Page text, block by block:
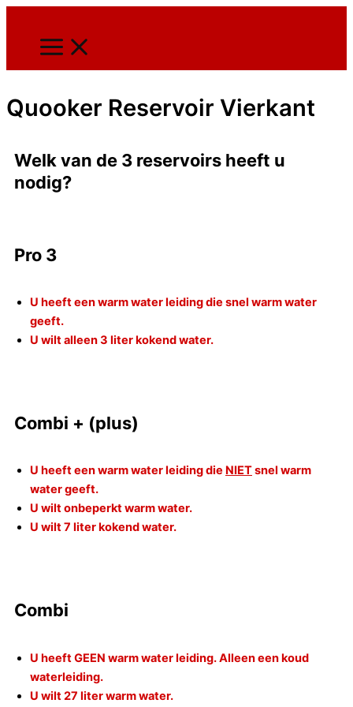
Ga
Quooker Reservoir Vierkant
Welk van de 3 reservoirs heeft u
nodig?
Pro 3
U heeft een warm water leiding die snel warm water
geeft.
U wilt alleen 3 liter kokend water.
Combi + (plus)
U heeft een warm water leiding die NIETsnel warm
water geeft.
U wilt onbeperkt warm water.
U wilt 7 liter kokend water.
Combi
U heeft GEEN warm water leiding. Alleen een koud
waterleiding.
U wilt 27 liter warm water.